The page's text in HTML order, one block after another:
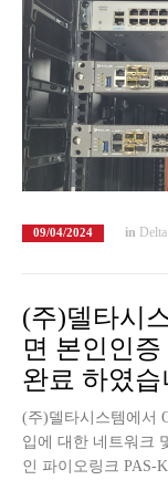
09/04/2024 in
(주)델타시
면 본인인
완료 하였습
(주)델타시스템에서
입에 대한 네트워크
인 파이오링크 PAS-